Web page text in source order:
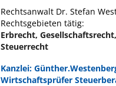
Rechtsanwalt Dr. Stefan
Rechtsgebieten tätig:
Erbrecht,
Steuerrecht
Kanzlei:
Wirtschaftsprüfer